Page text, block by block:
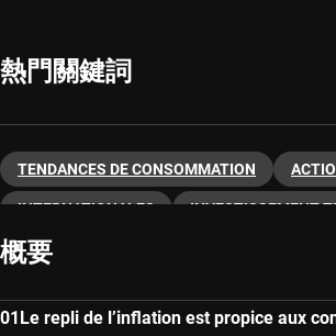
熱門關鍵詞
TENDANCES DE CONSOMMATION
INTERNATIONALES INVESTISSEMENT
概要
Le repli de l’inflation est propice aux